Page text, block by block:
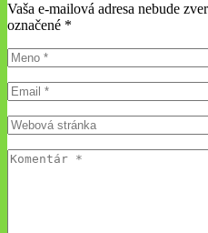
Vaša e-mailová adresa nebude
označené *